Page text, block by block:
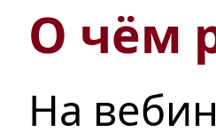
О чём
На